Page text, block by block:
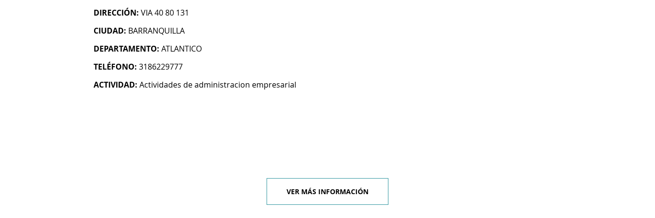
DIRECCIÓN: VIA 40 80 131
CIUDAD: BARRANQUILLA
DEPARTAMENTO: ATLANTICO
TELÉFONO: 3186229777
ACTIVIDAD: Actividades de administracion empresarial
VER MÁS INFORMACIÓN